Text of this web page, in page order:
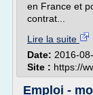
en France et
contrat...
Lire la suite
Date: 2016-
Site : https://
Emploi -